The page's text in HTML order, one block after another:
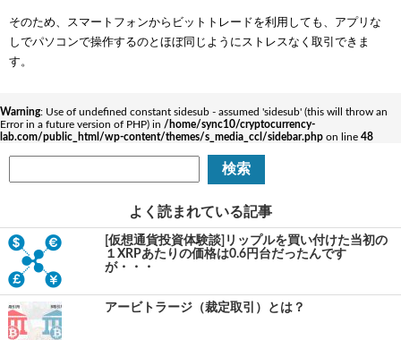
そのため、スマートフォンからビットトレードを利用しても、アプリな
しでパソコンで操作するのとほぼ同じようにストレスなく取引できま
す。
Warning: Use of undefined constant sidesub - assumed 'sidesub' (this will throw an
Error in a future version of PHP) in /home/sync10/cryptocurrency-
lab.com/public_html/wp-content/themes/s_media_ccl/sidebar.php on line 48
よく読まれている記事
[仮想通貨投資体験談]リップルを買い付けた当初の
１XRPあたりの価格は0.6円台だったんです
が・・・
アービトラージ（裁定取引）とは？